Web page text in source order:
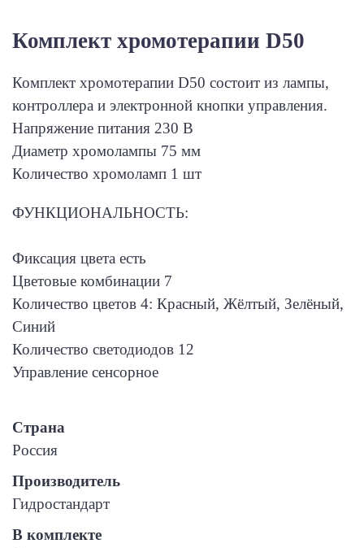
Комплект хромотерапии D50
Комплект хромотерапии D50 состоит из лампы,
контроллера и электронной кнопки управления.
Напряжение питания 230 В
Диаметр хромолампы 75 мм
Количество хромоламп 1 шт
ФУНКЦИОНАЛЬНОСТЬ:
Фиксация цвета есть
Цветовые комбинации 7
Количество цветов 4: Красный, Жёлтый, Зелёный,
Синий
Количество светодиодов 12
Управление сенсорное
Страна
Россия
Производитель
Гидростандарт
В комплекте